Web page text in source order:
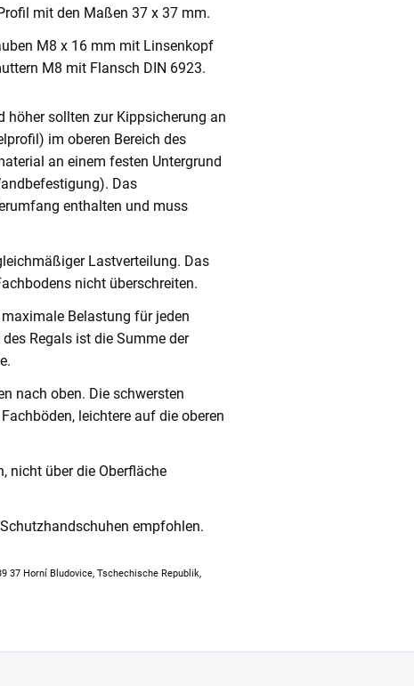
mit den Maßen 37 x 37 mm.
M8 x 16 mm mit Linsenkopf
M8 mit Flansch DIN 6923.
höher sollten zur Kippsicherung an
im oberen Bereich des
an einem festen Untergrund
Das
enthalten und muss
Lastverteilung. Das
nicht überschreiten.
Belastung für jeden
Regals ist die Summe der
nach oben. Die schwersten
leichtere auf die oberen
nicht über die Oberfläche
empfohlen.
37 Horní Bludovice, Tschechische Republik,